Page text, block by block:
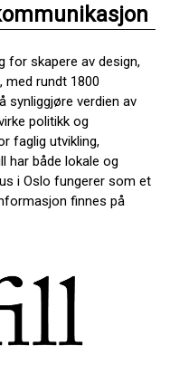
for skapere av design,
med rundt 1800
synliggjøre verdien av
politikk og
faglig utvikling,
har både lokale og
i Oslo fungerer som et
finnes på